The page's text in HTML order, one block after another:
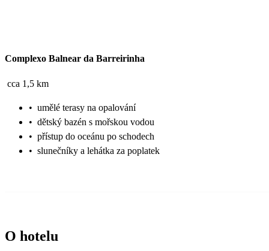
Complexo Balnear da Barreirinha
cca 1,5 km
• umělé terasy na opalování
• dětský bazén s mořskou vodou
• přístup do oceánu po schodech
• slunečníky a lehátka za poplatek
O hotelu